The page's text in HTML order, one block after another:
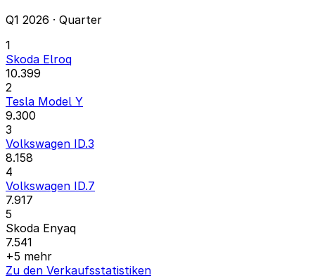
Q1 2026 · Quarter
1
Skoda Elroq
10.399
2
Tesla Model Y
9.300
3
Volkswagen ID.3
8.158
4
Volkswagen ID.7
7.917
5
Skoda Enyaq
7.541
+5 mehr
Zu den Verkaufsstatistiken